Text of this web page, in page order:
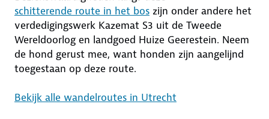
schitterende route in het bos zijn onder andere het
verdedigingswerk Kazemat S3 uit de Tweede
Wereldoorlog en landgoed Huize Geerestein. Neem
de hond gerust mee, want honden zijn aangelijnd
toegestaan op deze route.
Bekijk alle wandelroutes in Utrecht